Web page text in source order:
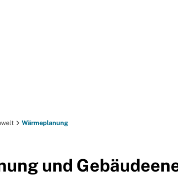
Wärmeplanung
und